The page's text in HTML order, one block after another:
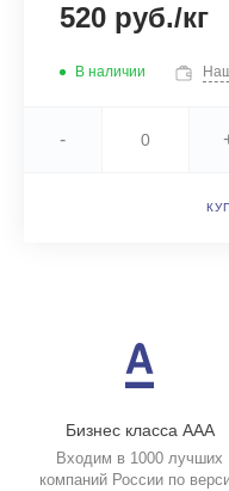
520 руб./кг
В наличии
-
Бизнес класса ААА
Входим в 1000 лучших
компаний России по